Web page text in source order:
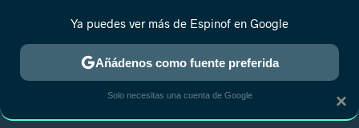
ESTRENOS REALITY ANIME RANKINGS CINE
×
Ya puedes ver más de Espinof en Google
Añádenos como fuente preferida
Solo necesitas una cuenta de Google